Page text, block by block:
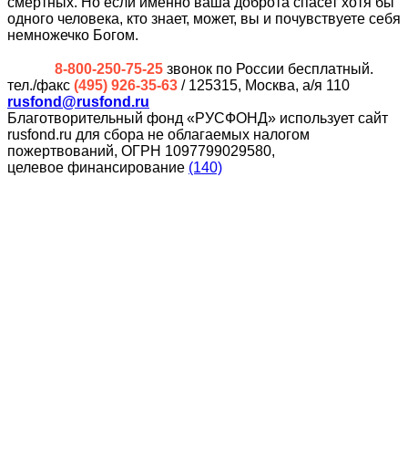
одного человека, кто знает, может, вы и почувствуете себя
немножечко Богом.
8-800-250-75-25 звонок по России бесплатный.
тел./факс (495) 926-35-63 / 125315, Москва, а/я 110
rusfond@rusfond.ru
Благотворительный фонд «РУСФОНД» использует сайт
rusfond.ru для сбора не облагаемых налогом
пожертвований, ОГРН 1097799029580,
целевое финансирование (140)